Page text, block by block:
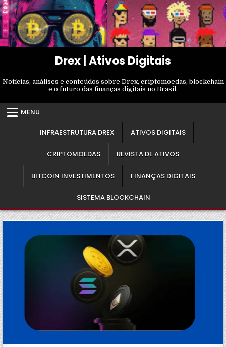
Skip
to
content
Drex | Ativos Digitais
Notícias, análises e conteúdos sobre Drex, criptomoedas, blockchain
e o futuro das finanças digitais no Brasil.
MENU
INFRAESTRUTURA DREX ATIVOS DIGITAIS
CRIPTOMOEDAS REVISTA DE ATIVOS
BITCOIN INVESTIMENTOS FINANÇAS DIGITAIS
SISTEMA BLOCKCHAIN